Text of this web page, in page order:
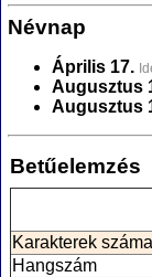
Névnap
Április 17.
Augusztus
Augusztus
Betűelemzés
Karakterek száma
Hangszám